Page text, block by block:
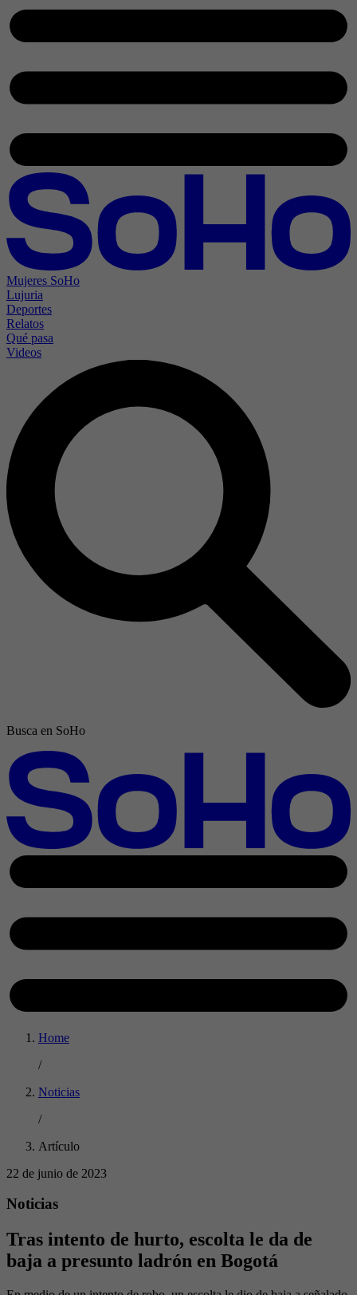
Mujeres SoHo
Lujuria
Deportes
Relatos
Qué pasa
Videos
Busca en SoHo
Home
/
Noticias
/
Artículo
22 de junio de 2023
Noticias
Tras intento de hurto, escolta le da de
baja a presunto ladrón en Bogotá